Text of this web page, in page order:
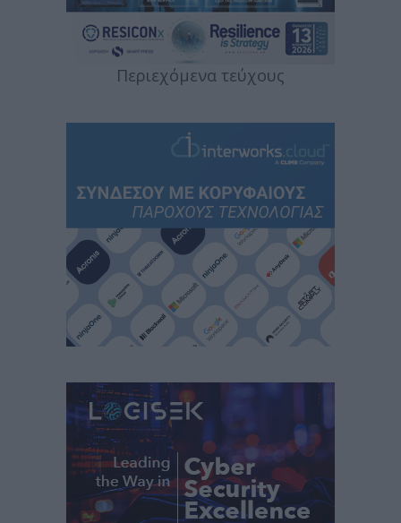
Περιεχόμενα τεύχους